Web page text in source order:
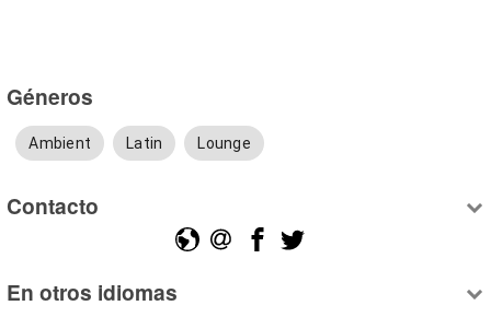
Géneros
Ambient Latin Lounge
Contacto
En otros idiomas